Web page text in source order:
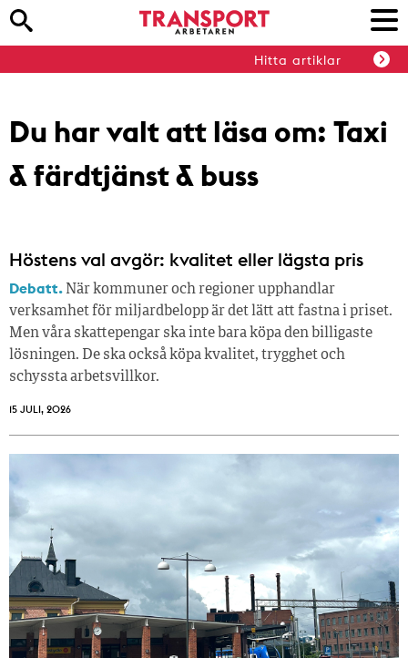
Hitta artiklar
Du har valt att läsa om: Taxi
& färdtjänst & buss
Höstens val avgör: kvalitet eller lägsta pris
Debatt. När kommuner och regioner upphandlar
verksamhet för miljardbelopp är det lätt att fastna i priset.
Men våra skattepengar ska inte bara köpa den billigaste
lösningen. De ska också köpa kvalitet, trygghet och
schyssta arbetsvillkor.
15 JULI, 2026